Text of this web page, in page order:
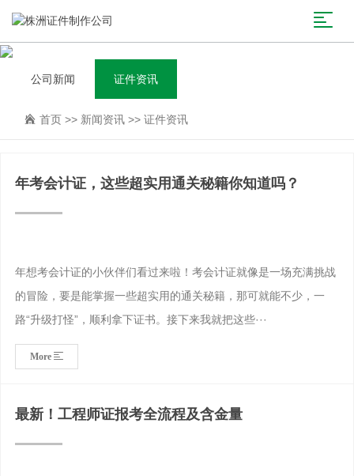
公司新闻 证件资讯
首页 >> 新闻资讯 >> 证件资讯
年考会计证，这些超实用通关秘籍你知道吗？
年想考会计证的小伙伴们看过来啦！考会计证就像是一场充满挑战
的冒险，要是能掌握一些超实用的通关秘籍，那可就能不少，一
路“升级打怪”，顺利拿下证书。接下来我就把这些···
More
最新！工程师证报考全流程及含金量